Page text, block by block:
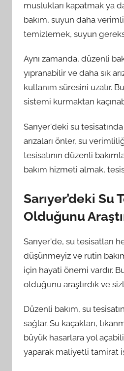
muslukları kapatmak ya
bakım, suyun daha verimli
temizlemek, suyun
Aynı zamanda, düzenli
yıpranabilir ve daha sık
kullanım süresini uzatır.
sistemi kurmaktan
Sarıyer'deki su
arızaları önler, su
tesisatının düzenli
bakım hizmeti almak,
Sarıyer’deki Su
Olduğunu
Sarıyer'de, su tesisatları
düşünmeyiz ve rutin
için hayati önemi vardır.
olduğunu araştırdık ve
Düzenli bakım, su
sağlar. Su kaçakları,
büyük hasarlara yol
yaparak maliyetli tamirat